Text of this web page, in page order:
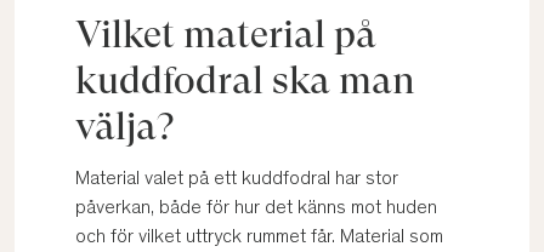
Vilket material på
kuddfodral ska man
välja?
Material valet på ett kuddfodral har stor
påverkan, både för hur det känns mot huden
och för vilket uttryck rummet får. Material som